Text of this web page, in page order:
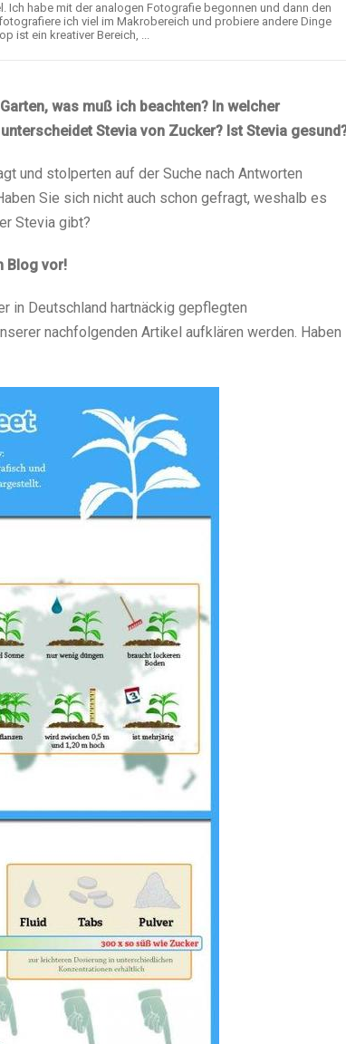
Ich habe mit der analogen Fotografie begonnen und dann den
ich viel im Makrobereich und probiere andere Dinge
ist ein kreativer Bereich, ...
was muß ich beachten? In welcher
Stevia von Zucker? Ist Stevia
und stolperten auf der Suche nach Antworten
Sie sich nicht auch schon gefragt, weshalb es
Stevia gibt?
Blog vor!
in Deutschland hartnäckig gepflegten
nachfolgenden Artikel aufklären werden. Haben